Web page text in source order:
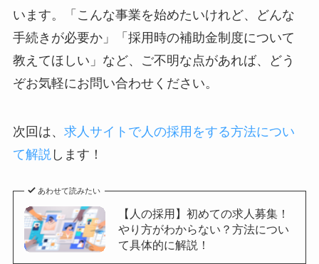
います。「こんな事業を始めたいけれど、どんな
手続きが必要か」「採用時の補助金制度について
教えてほしい」など、ご不明な点があれば、どう
ぞお気軽にお問い合わせください。
次回は、 求人サイトで人の採用をする方法につい
て解説 します！
あわせて読みたい
【人の採用】初めての求人募集！
やり方がわからない？方法につい
て具体的に解説！